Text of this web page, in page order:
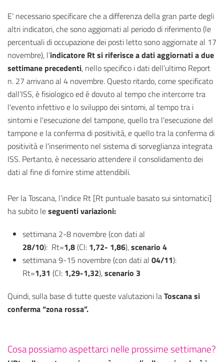
E’ necessario specificare che a differenza della gran parte degli
altri indicatori, che sono aggiornati al periodo di riferimento (le
percentuali di occupazione dei posti letto sono aggiornate al 17
novembre), l’indicatore Rt si riferisce a dati aggiornati a due
settimane precedenti, nello specifico i dati dell’ultimo Report
n. 27 arrivano al 4 novembre. Questo ritardo, come specificato
dall’ISS, è fisiologico ed è dovuto al tempo che intercorre tra
l'evento infettivo e lo sviluppo dei sintomi, al tempo tra i
sintomi e l'esecuzione del tampone, quello tra l'esecuzione del
tampone e la conferma di positività, e quello tra la conferma di
positività e l'inserimento nel sistema di sorveglianza integrata
ISS. Pertanto, è necessario attendere il consolidamento dei
dati al fine di fornire stime attendibili.
Per la Toscana, l’indice Rt [Rt puntuale basato sui sintomatici]
ha subito leseguenti variazioni:
settimana 2-8 novembre (con dati al
28/10): Rt=1,8(CI: 1,72- 1,86),scenario 4
settimana 9-15 novembre (con dati al 04/11):
Rt=1,31 (CI: 1,29-1,32),scenario 3
Quindi, sulla base di tutte queste valutazioni laToscana si
conferma “zona rossa”.
Cosa possiamo aspettarci nelle prossime settimane?